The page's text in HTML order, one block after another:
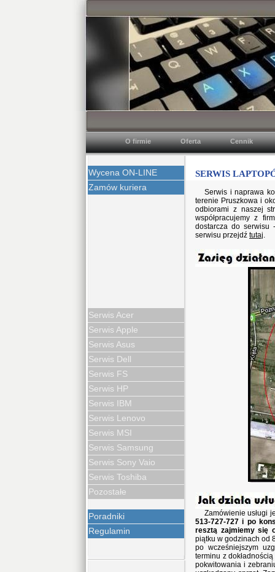
O firmie Oferta Cennik
Wycena ON-LINE
Zamów kuriera
Serwis Acer
Serwis Apple
Serwis Asus
Serwis Dell
Serwis FS
Serwis HP
Serwis IBM
Serwis Lenovo
Serwis MSI
Serwis Samsung
Serwis Sony Vaio
Serwis Toshiba
Pozostałe
Poradniki
Regulamin
SERWIS
Serwis i naprawa
terenie Pruszkowa i
odbiorami z naszej
współpracujemy z
dostarcza do serwisu
serwisu przejdź tutaj.
Zamówienie usługi
513-727-727 i po
resztą zajmiemy się
piątku w godzinach od
po wcześniejszym
terminu z
pokwitowania i